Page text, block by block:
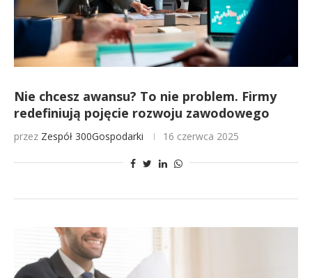
Nie chcesz awansu? To nie problem. Firmy
redefiniują pojęcie rozwoju zawodowego
przez Zespół 300Gospodarki 16 czerwca 2025